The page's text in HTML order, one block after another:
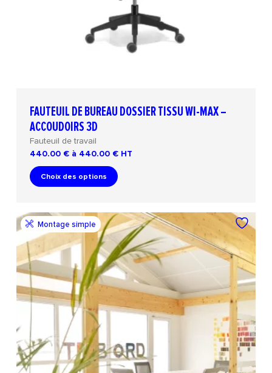
FAUTEUIL DE BUREAU DOSSIER TISSU WI-MAX –
ACCOUDOIRS 3D
Fauteuil de travail
440.00 € à 440.00 € HT
Choix des options
Montage simple